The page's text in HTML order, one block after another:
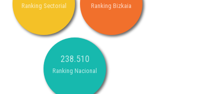
Ranking Sectorial Ranking Bizkaia
238.510
Ranking Nacional